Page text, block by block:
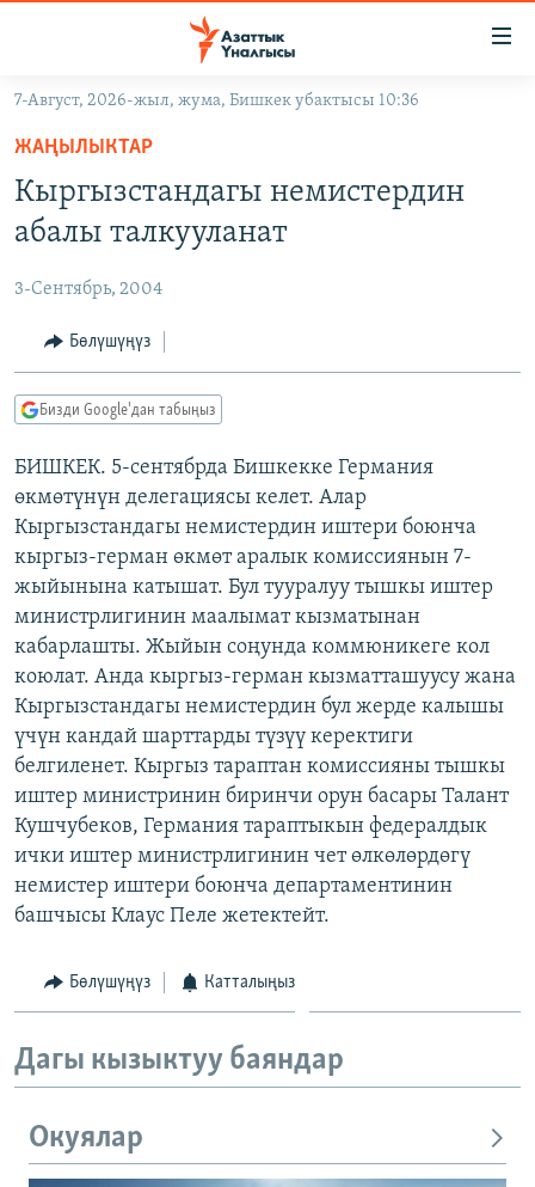
Навигацияга
өтүңүз
Издөөгө
салыңызКЫРГЫЗСТАН
ЭКОНОМИКА
МАДАНИЯТ
ДҮЙНӨ
БОРБОР АЗИЯ
АТАЙЫН ИЛИКТӨӨ
ТВ ПРОГРАММАЛАР
ЭКСПЕРТТЕР ТАЛДАЙТ
БИЗ ЖАНА ДҮЙНӨ
ДАНИСТЕ
ЭЖЕ-СИҢДИЛЕР
ЫҢГАЙСЫЗ СУРООЛОР
ӨЗГӨЧӨ ПИКИР
Русский
ОНЛАЙН ШЕРИНЕ
ЭЕ/АРнун бардык сайттары
7-Август, 2026-жыл, жума, Бишкек убактысы 10:36
ЖАҢЫЛЫКТАР
Кыргызстандагы немистердин
абалы талкууланат
3-Сентябрь, 2004
Бөлүшүңүз
Бизди Google'дан табыңыз
БИШКЕК. 5-сентябрда Бишкекке Германия
өкмөтүнүн делегациясы келет. Алар
Кыргызстандагы немистердин иштери боюнча
кыргыз-герман өкмөт аралык комиссиянын 7-
жыйынына катышат. Бул тууралуу тышкы иштер
министрлигинин маалымат кызматынан
кабарлашты. Жыйын соңунда коммюникеге кол
коюлат. Анда кыргыз-герман кызматташуусу жана
Кыргызстандагы немистердин бул жерде калышы
үчүн кандай шарттарды түзүү керектиги
белгиленет. Кыргыз тараптан комиссияны тышкы
иштер министринин биринчи орун басары Талант
Кушчубеков, Германия тараптыкын федералдык
ички иштер министрлигинин чет өлкөлөрдөгү
немистер иштери боюнча департаментинин
башчысы Клаус Пеле жетектейт.
Бөлүшүңүз Катталыңыз
Дагы кызыктуу баяндар
Окуялар